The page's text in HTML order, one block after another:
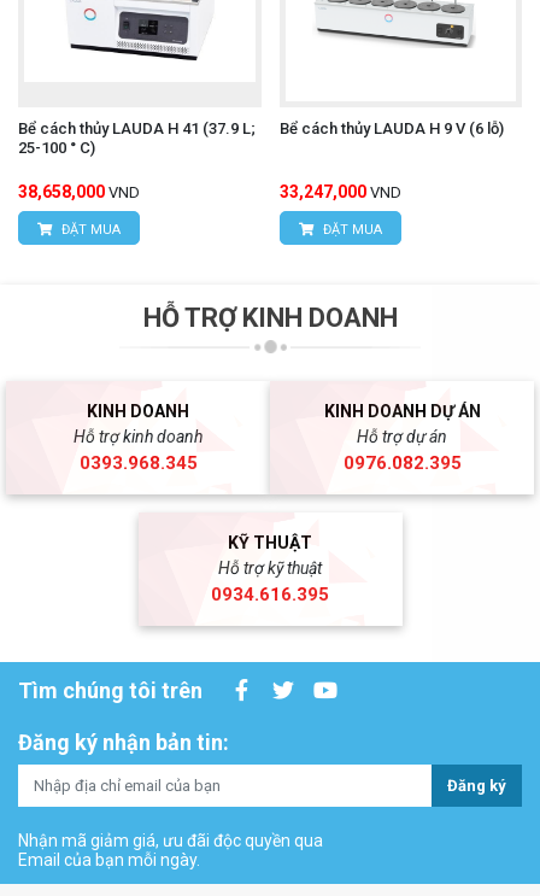
Bể cách thủy LAUDA H 41 (37.9 L;
25-100 ° C)
38,658,000 VND
ĐẶT MUA
Bể cách thủy LAUDA H 9 V (6 lỗ)
33,247,000 VND
ĐẶT MUA
HỖ TRỢ KINH DOANH
KINH DOANH
Hỗ trợ kinh doanh
0393.968.345
KINH DOANH DỰ ÁN
Hỗ trợ dự án
0976.082.395
KỸ THUẬT
Hỗ trợ kỹ thuật
0934.616.395
Tìm chúng tôi trên
Đăng ký nhận bản tin:
Đăng ký
Nhận mã giảm giá, ưu đãi độc quyền qua
Email của bạn mỗi ngày.